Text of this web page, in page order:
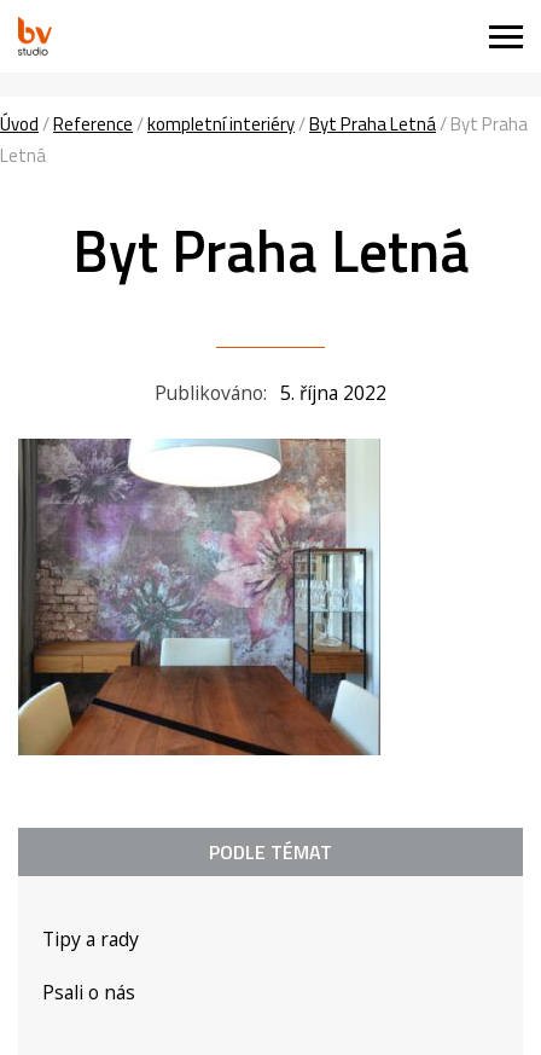
Úvod/Reference/kompletní interiéry/Byt Praha Letná/Byt Praha
Letná
Byt Praha Letná
Publikováno: 5. října 2022
PODLE TÉMAT
Tipy a rady
Psali o nás